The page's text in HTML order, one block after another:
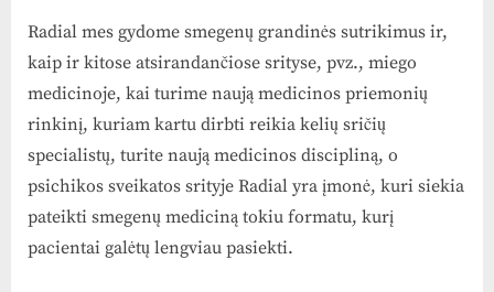
Radial mes gydome smegenų grandinės sutrikimus ir,
kaip ir kitose atsirandančiose srityse, pvz., miego
medicinoje, kai turime naują medicinos priemonių
rinkinį, kuriam kartu dirbti reikia kelių sričių
specialistų, turite naują medicinos discipliną, o
psichikos sveikatos srityje Radial yra įmonė, kuri siekia
pateikti smegenų mediciną tokiu formatu, kurį
pacientai galėtų lengviau pasiekti.